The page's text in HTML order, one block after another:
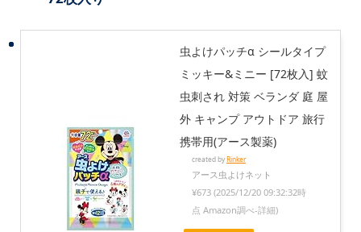
虫よけパッチα シールタイプ
ミッキー&ミニー [72枚入] 蚊
虫刺され 対策 ベランダ 庭 屋
外 キャンプ アウトドア 旅行
携帯用(アース製薬)
created byRinker
アース虫よけネット
¥673 (2025/12/20 09:32:32時
点 Amazon調べ-詳細)